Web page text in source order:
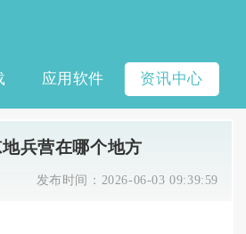
应用软件 资讯中心
兵营在哪个地方
发布时间： 2026-06-03 09:39:59